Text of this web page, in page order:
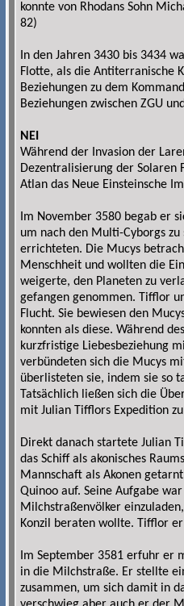
konnte von Rhodans Sohn
82)
In den Jahren 3430 bis 3434
Flotte, als die Antiterranische
Beziehungen zu dem
Beziehungen zwischen ZGU
NEI
Während der Invasion der
Dezentralisierung der
Atlan das Neue Einsteinsche
Im November 3580 begab er
um nach den Multi-Cyborgs
errichteten. Die Mucys
Menschheit und wollten die
weigerte, den Planeten zu
gefangen genommen. Tifflor
Flucht. Sie bewiesen den
konnten als diese. Während
kurzfristige Liebesbeziehung
verbündeten sich die Mucys
überlisteten sie, indem sie so
Tatsächlich ließen sich die
mit Julian Tifflors Expedition
Direkt danach startete Julian
das Schiff als akonisches
Mannschaft als Akonen
Quinoo auf. Seine Aufgabe
Milchstraßenvölker
Konzil beraten wollte. Tifflor
Im September 3581 erfuhr er
in die Milchstraße. Er stellte
zusammen, um sich damit in